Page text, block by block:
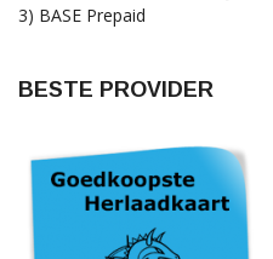
3) BASE Prepaid
BESTE PROVIDER